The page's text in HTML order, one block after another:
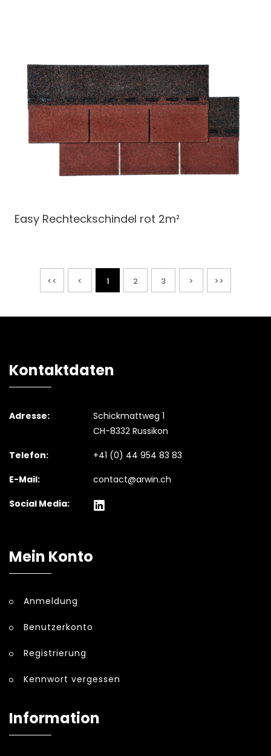
Easy Rechteckschindel rot 2m²
<< < 1 2 3 > >>
Kontaktdaten
Adresse:
Schickmattweg 1
CH-8332 Russikon
Telefon:
+41 (0) 44 954 83 83
E-Mail:
contact@arwin.ch
Social Media:
Mein Konto
Anmeldung
Benutzerkonto
Registrierung
Kennwort vergessen
Information